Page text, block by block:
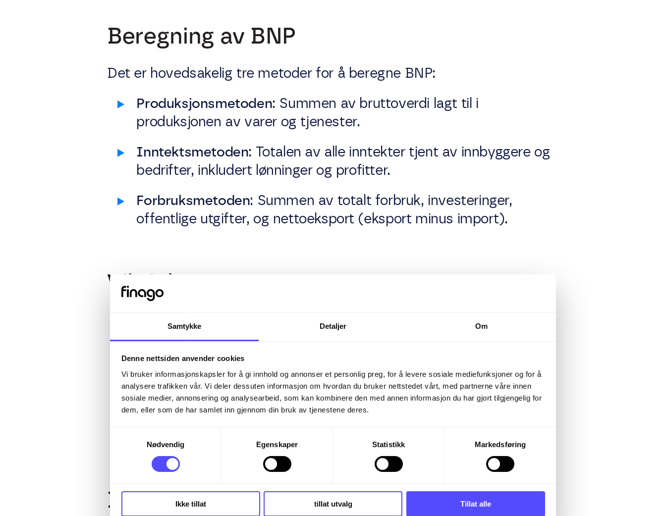
Samtykke Detaljer Om
Denne nettsiden anvender cookies
Vi bruker informasjonskapsler for å gi innhold og annonser et personlig preg, for å levere sosiale mediefunksjoner og for å
analysere trafikken vår. Vi deler dessuten informasjon om hvordan du bruker nettstedet vårt, med partnerne våre innen
sosiale medier, annonsering og analysearbeid, som kan kombinere den med annen informasjon du har gjort tilgjengelig for
dem, eller som de har samlet inn gjennom din bruk av tjenestene deres.
Nødvendig
Egenskaper Statistikk Markedsføring
Ikke tillat tillat utvalg Tillat alle
Beregning av BNP
Det er hovedsakelig tre metoder for å beregne BNP:
Produksjonsmetoden: Summen av bruttoverdi lagt til i
produksjonen av varer og tjenester.
Inntektsmetoden: Totalen av alle inntekter tjent av innbyggere og
bedrifter, inkludert lønninger og profitter.
Forbruksmetoden: Summen av totalt forbruk, investeringer,
offentlige utgifter, og nettoeksport (eksport minus import).
Viktigheten av BNP
Økonomisk vekst:
Gir et mål på økonomisk vekst eller nedgang
over tid.
Levestandard: Kan indikere befolkningens generelle velstand og
levestandard.
Politikkutforming : Brukes av myndigheter for å utforme
BNP per Innbygger